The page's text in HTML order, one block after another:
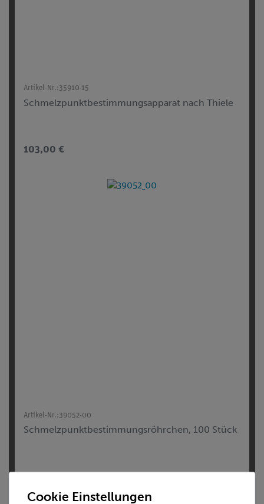
Artikel-Nr.:35910-15
Schmelzpunktbestimmungsapparat nach Thiele
103,00 €
Artikel-Nr.:39052-00
Schmelzpunktbestimmungsröhrchen, 100 Stück
Cookie Einstellungen